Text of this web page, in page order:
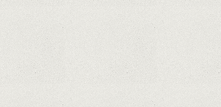
Why Are Security Cameras Essential for Home
Safety?
Why Are PTZ Cameras Common in Traffic and
City Monitoring?